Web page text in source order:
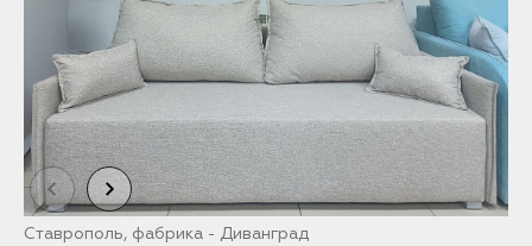
Ставрополь, фабрика - Диванград